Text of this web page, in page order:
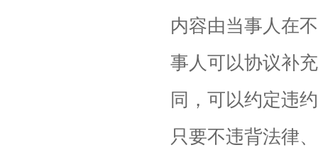
内容由当事人在
事人可以协议补
同，可以约定违
只要不违背法律